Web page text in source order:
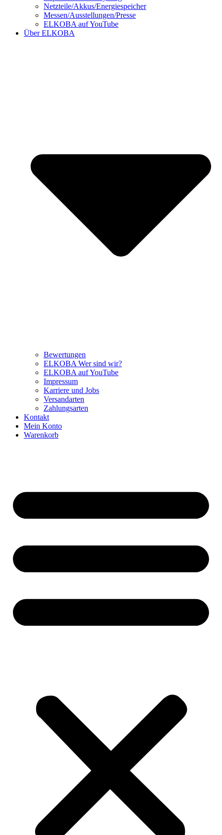
Netzteile/Akkus/Energiespeicher
Messen/Ausstellungen/Presse
ELKOBA auf YouTube
Über ELKOBA
Bewertungen
ELKOBA Wer sind wir?
ELKOBA auf YouTube
Impressum
Karriere und Jobs
Versandarten
Zahlungsarten
Kontakt
Mein Konto
Warenkorb